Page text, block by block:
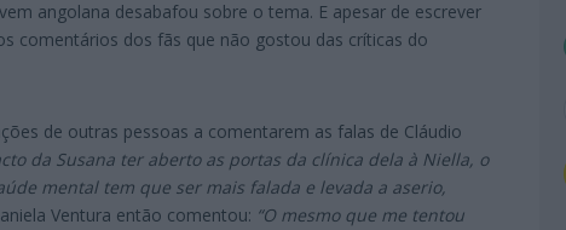
angolana desabafou sobre o tema. E apesar de escrever
comentários dos fãs que não gostou das críticas do
de outras pessoas a comentarem as falas de Cláudio
da Susana ter aberto as portas da clínica dela à Niella, o
mental tem que ser mais falada e levada a aserio,
Ventura então comentou: “O mesmo que me tentou